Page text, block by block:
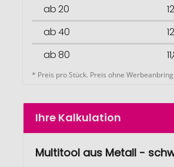
ab 20
ab 40
ab 80
* Preis pro Stück. Preis ohne
Ihre Kalkulation
Multitool aus Metall -